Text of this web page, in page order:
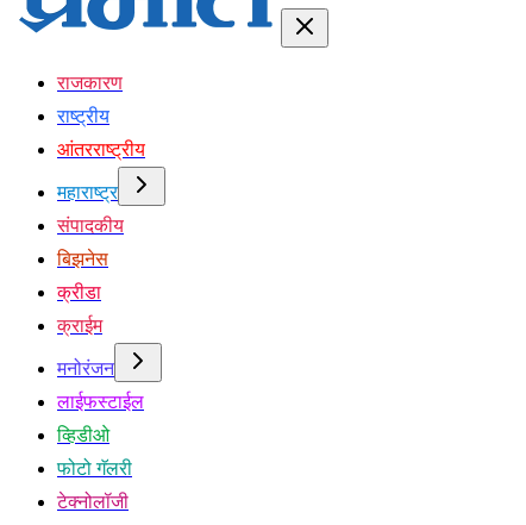
राजकारण
राष्ट्रीय
आंतरराष्ट्रीय
महाराष्ट्र
संपादकीय
बिझनेस
क्रीडा
क्राईम
मनोरंजन
लाईफस्टाईल
व्हिडीओ
फोटो गॅलरी
टेक्नोलॉजी